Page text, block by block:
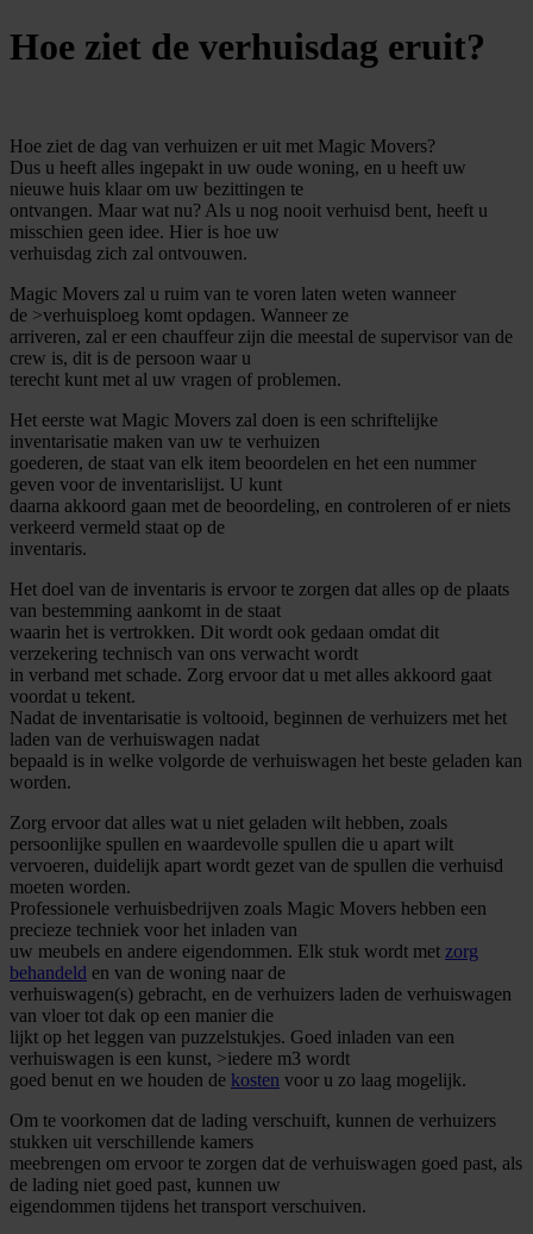
Hoe ziet de verhuisdag eruit?
Hoe ziet de dag van verhuizen er uit met Magic Movers?
Dus u heeft alles ingepakt in uw oude woning, en u heeft uw
nieuwe huis klaar om uw bezittingen te
ontvangen. Maar wat nu? Als u nog nooit verhuisd bent, heeft u
misschien geen idee. Hier is hoe uw
verhuisdag zich zal ontvouwen.
Magic Movers zal u ruim van te voren laten weten wanneer
de >verhuisploeg komt opdagen. Wanneer ze
arriveren, zal er een chauffeur zijn die meestal de supervisor van de
crew is, dit is de persoon waar u
terecht kunt met al uw vragen of problemen.
Het eerste wat Magic Movers zal doen is een schriftelijke
inventarisatie maken van uw te verhuizen
goederen, de staat van elk item beoordelen en het een nummer
geven voor de inventarislijst. U kunt
daarna akkoord gaan met de beoordeling, en controleren of er niets
verkeerd vermeld staat op de
inventaris.
Het doel van de inventaris is ervoor te zorgen dat alles op de plaats
van bestemming aankomt in de staat
waarin het is vertrokken. Dit wordt ook gedaan omdat dit
verzekering technisch van ons verwacht wordt
in verband met schade. Zorg ervoor dat u met alles akkoord gaat
voordat u tekent.
Nadat de inventarisatie is voltooid, beginnen de verhuizers met het
laden van de verhuiswagen nadat
bepaald is in welke volgorde de verhuiswagen het beste geladen kan
worden.
Zorg ervoor dat alles wat u niet geladen wilt hebben, zoals
persoonlijke spullen en waardevolle spullen die u apart wilt
vervoeren, duidelijk apart wordt gezet van de spullen die verhuisd
moeten worden.
Professionele verhuisbedrijven zoals Magic Movers hebben een
precieze techniek voor het inladen van
uw meubels en andere eigendommen. Elk stuk wordt met zorg
behandeld en van de woning naar de
verhuiswagen(s) gebracht, en de verhuizers laden de verhuiswagen
van vloer tot dak op een manier die
lijkt op het leggen van puzzelstukjes. Goed inladen van een
verhuiswagen is een kunst, >iedere m3 wordt
goed benut en we houden de kosten voor u zo laag mogelijk.
Om te voorkomen dat de lading verschuift, kunnen de verhuizers
stukken uit verschillende kamers
meebrengen om ervoor te zorgen dat de verhuiswagen goed past, als
de lading niet goed past, kunnen uw
eigendommen tijdens het transport verschuiven.